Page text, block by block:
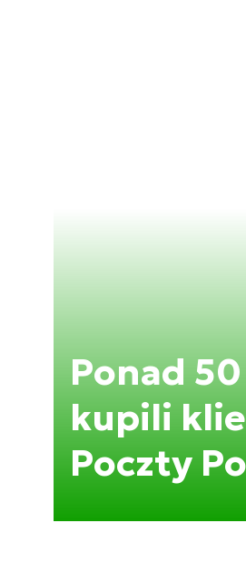
Ponad
kupili
Poczty